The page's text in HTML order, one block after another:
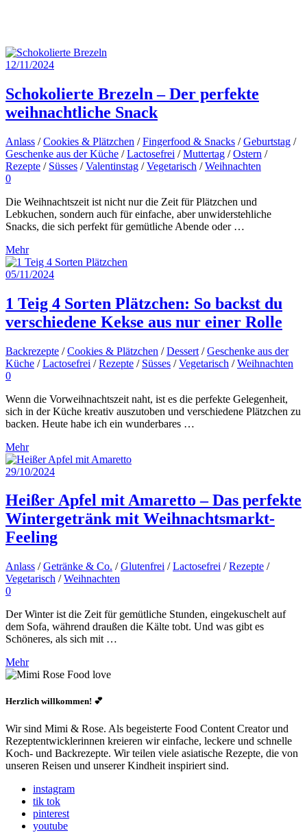
12/11/2024
Schokolierte Brezeln – Der perfekte
weihnachtliche Snack
Anlass /Cookies & Plätzchen /Fingerfood & Snacks /Geburtstag /
Geschenke aus der Küche /Lactosefrei /Muttertag /Ostern /
Rezepte / Süsses /Valentinstag /Vegetarisch /Weihnachten
0
Die Weihnachtszeit ist nicht nur die Zeit für Plätzchen und
Lebkuchen, sondern auch für einfache, aber unwiderstehliche
Snacks, die sich perfekt für gemütliche Abende oder …
Mehr
05/11/2024
1 Teig 4 Sorten Plätzchen: So backst du
verschiedene Kekse aus nur einer Rolle
Backrezepte /Cookies & Plätzchen /Dessert /Geschenke aus der
Küche /Lactosefrei /Rezepte / Süsses /Vegetarisch /Weihnachten
0
Wenn die Vorweihnachtszeit naht, ist es die perfekte Gelegenheit,
sich in der Küche kreativ auszutoben und verschiedene Plätzchen zu
backen. Heute habe ich ein wunderbares …
Mehr
29/10/2024
Heißer Apfel mit Amaretto – Das perfekte
Wintergetränk mit Weihnachtsmarkt-
Feeling
Anlass /Getränke & Co. /Glutenfrei /Lactosefrei /Rezepte /
Vegetarisch /Weihnachten
0
Der Winter ist die Zeit für gemütliche Stunden, eingekuschelt auf
dem Sofa, während draußen die Kälte tobt. Und was gibt es
Schöneres, als sich mit …
Mehr
Herzlich willkommen! 💕
Wir sind Mimi & Rose. Als begeisterte Food Content Creator und
Rezeptentwicklerinnen kreieren wir einfache, leckere und schnelle
Koch- und Backrezepte. Wir teilen viele asiatische Rezepte, die von
unseren Reisen und unserer Kindheit inspiriert sind.
instagram
tik tok
pinterest
youtube